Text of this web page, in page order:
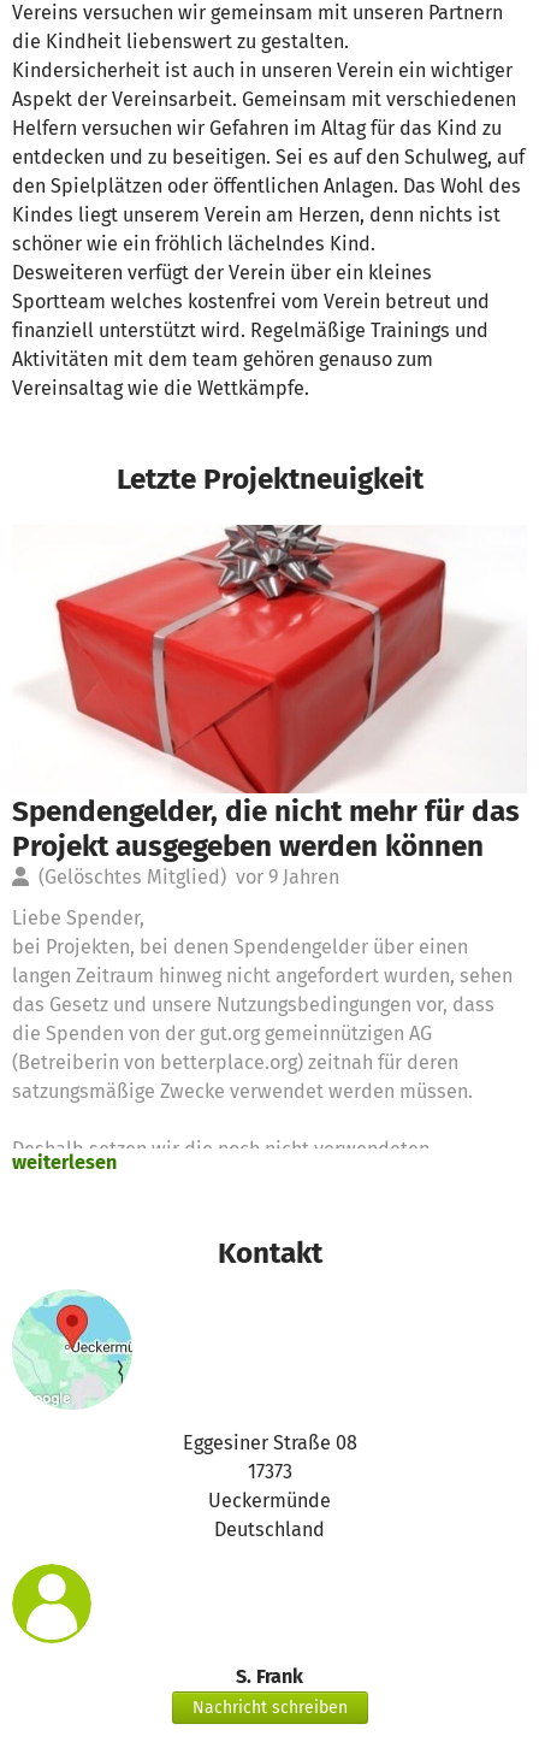
Vereins versuchen wir gemeinsam mit unseren Partnern
die Kindheit liebenswert zu gestalten.
Kindersicherheit ist auch in unseren Verein ein wichtiger
Aspekt der Vereinsarbeit. Gemeinsam mit verschiedenen
Helfern versuchen wir Gefahren im Altag für das Kind zu
entdecken und zu beseitigen. Sei es auf den Schulweg, auf
den Spielplätzen oder öffentlichen Anlagen. Das Wohl des
Kindes liegt unserem Verein am Herzen, denn nichts ist
schöner wie ein fröhlich lächelndes Kind.
Desweiteren verfügt der Verein über ein kleines
Sportteam welches kostenfrei vom Verein betreut und
finanziell unterstützt wird. Regelmäßige Trainings und
Aktivitäten mit dem team gehören genauso zum
Vereinsaltag wie die Wettkämpfe.
Letzte Projektneuigkeit
Spendengelder, die nicht mehr für das
Projekt ausgegeben werden können
(Gelöschtes Mitglied) vor 9 Jahren
Liebe Spender,
bei Projekten, bei denen Spendengelder über einen
langen Zeitraum hinweg nicht angefordert wurden, sehen
das Gesetz und unsere Nutzungsbedingungen vor, dass
die Spenden von der gut.org gemeinnützigen AG
(Betreiberin von betterplace.org) zeitnah für deren
satzungsmäßige Zwecke verwendet werden müssen.
Deshalb setzen wir die noch nicht verwendeten
Vielen Dank für Eure Unterstützung,
das betterplace.org-Team
weiterlesen
Kontakt
Eggesiner Straße 08
17373
Ueckermünde
Deutschland
S. Frank
Nachricht schreiben